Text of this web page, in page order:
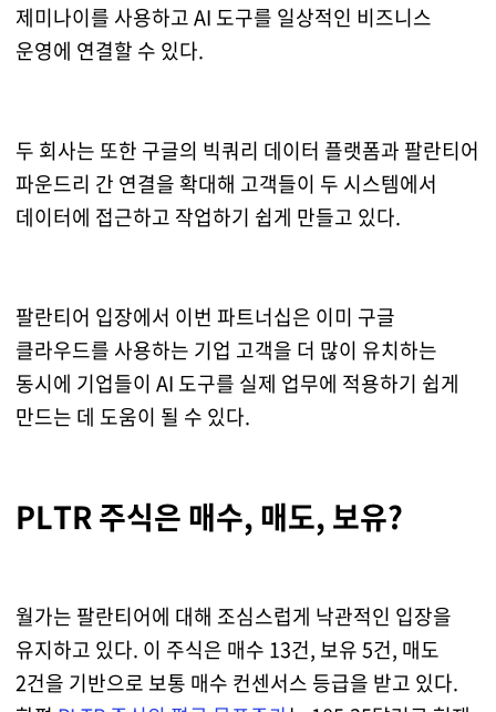
제미나이를 사용하고 AI 도구를 일상적인 비즈니스
운영에 연결할 수 있다.
두 회사는 또한 구글의 빅쿼리 데이터 플랫폼과 팔란티어
파운드리 간 연결을 확대해 고객들이 두 시스템에서
데이터에 접근하고 작업하기 쉽게 만들고 있다.
팔란티어 입장에서 이번 파트너십은 이미 구글
클라우드를 사용하는 기업 고객을 더 많이 유치하는
동시에 기업들이 AI 도구를 실제 업무에 적용하기 쉽게
만드는 데 도움이 될 수 있다.
PLTR 주식은 매수, 매도, 보유?
월가는 팔란티어에 대해 조심스럽게 낙관적인 입장을
유지하고 있다. 이 주식은 매수 13건, 보유 5건, 매도
2건을 기반으로 보통 매수 컨센서스 등급을 받고 있다.